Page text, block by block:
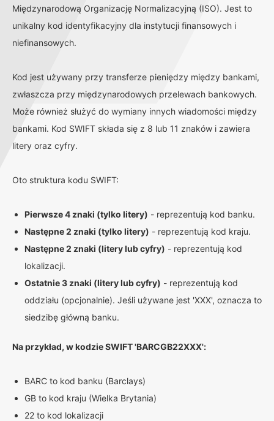
Międzynarodową Organizację Normalizacyjną (ISO). Jest to
unikalny kod identyfikacyjny dla instytucji finansowych i
niefinansowych.
Kod jest używany przy transferze pieniędzy między bankami,
zwłaszcza przy międzynarodowych przelewach bankowych.
Może również służyć do wymiany innych wiadomości między
bankami. Kod SWIFT składa się z 8 lub 11 znaków i zawiera
litery oraz cyfry.
Oto struktura kodu SWIFT:
Pierwsze 4 znaki (tylko litery) - reprezentują kod banku.
Następne 2 znaki (tylko litery) - reprezentują kod kraju.
Następne 2 znaki (litery lub cyfry) - reprezentują kod
lokalizacji.
Ostatnie 3 znaki (litery lub cyfry) - reprezentują kod
oddziału (opcjonalnie). Jeśli używane jest 'XXX', oznacza to
siedzibę główną banku.
Na przykład, w kodzie SWIFT 'BARCGB22XXX':
BARC to kod banku (Barclays)
GB to kod kraju (Wielka Brytania)
22 to kod lokalizacji